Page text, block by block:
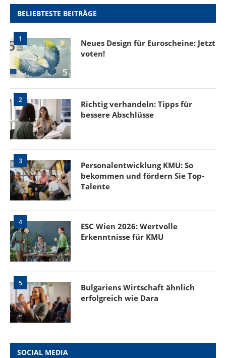
BELIEBTESTE BEITRÄGE
1
Neues Design für Euroscheine: Jetzt
voten!
2
Richtig verhandeln: Tipps für
bessere Abschlüsse
3
Personalentwicklung KMU: So
bekommen und fördern Sie Top-
Talente
4
ESC Wien 2026: Wertvolle
Erkenntnisse für KMU
5
Bulgariens Wirtschaft ähnlich
erfolgreich wie Dara
SOCIAL MEDIA